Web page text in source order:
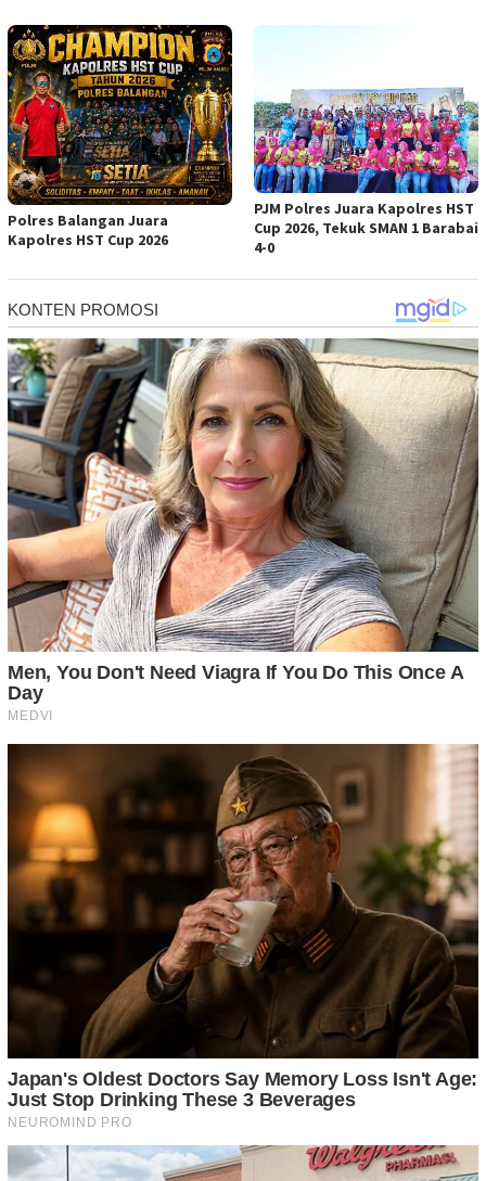
Polres Balangan Juara
Kapolres HST Cup 2026
PJM Polres Juara Kapolres HST
Cup 2026, Tekuk SMAN 1 Barabai
4-0